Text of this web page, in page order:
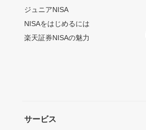
ジュニアNISA
NISAをはじめるには
楽天証券NISAの魅力
サービス